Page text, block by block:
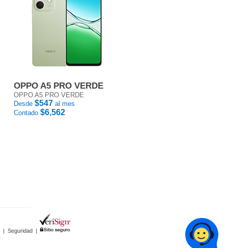
OPPO A5 PRO VERDE
OPPO A5 PRO VERDE
Desde $547 al mes
Contado $6,562
| Seguridad |